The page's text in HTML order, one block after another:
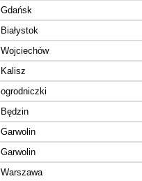
Gdańsk
Białystok
Wojciechów
Kalisz
ogrodniczki
Będzin
Garwolin
Garwolin
Warszawa